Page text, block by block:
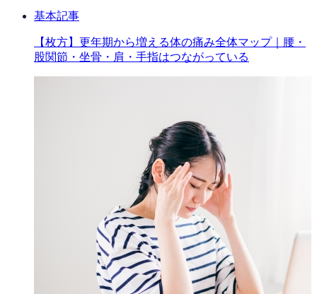
基本記事
【枚方】更年期から増える体の痛み全体マップ｜腰・
股関節・坐骨・肩・手指はつながっている